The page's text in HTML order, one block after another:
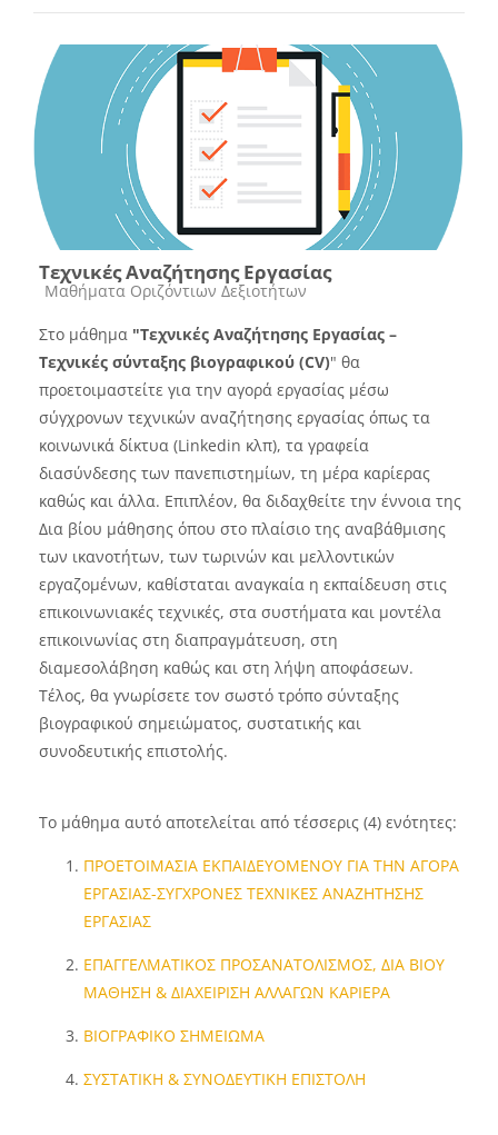
Τεχνικές Αναζήτησης Εργασίας
Course category
Μαθήματα Οριζόντιων Δεξιοτήτων
Στο μάθημα "Τεχνικές Αναζήτησης Εργασίας –
Τεχνικές σύνταξης βιογραφικού (CV)" θα
προετοιμαστείτε για την αγορά εργασίας μέσω
σύγχρονων τεχνικών αναζήτησης εργασίας όπως τα
κοινωνικά δίκτυα (Linkedin κλπ), τα γραφεία
διασύνδεσης των πανεπιστημίων, τη μέρα καρίερας
καθώς και άλλα. Επιπλέον, θα διδαχθείτε την έννοια της
Δια βίου μάθησης όπου στο πλαίσιο της αναβάθμισης
των ικανοτήτων, των τωρινών και μελλοντικών
εργαζομένων, καθίσταται αναγκαία η εκπαίδευση στις
επικοινωνιακές τεχνικές, στα συστήματα και μοντέλα
επικοινωνίας στη διαπραγμάτευση, στη
διαμεσολάβηση καθώς και στη λήψη αποφάσεων.
Τέλος, θα γνωρίσετε τον σωστό τρόπο σύνταξης
βιογραφικού σημειώματος, συστατικής και
συνοδευτικής επιστολής.
Το μάθημα αυτό αποτελείται από τέσσερις (4) ενότητες:
ΠΡΟΕΤΟΙΜΑΣΙΑ ΕΚΠΑΙΔΕΥΟΜΕΝΟΥ ΓΙΑ ΤΗΝ ΑΓΟΡΑ
ΕΡΓΑΣΙΑΣ-ΣΥΓΧΡΟΝΕΣ ΤΕΧΝΙΚΕΣ ΑΝΑΖΗΤΗΣΗΣ
ΕΡΓΑΣΙΑΣ
ΕΠΑΓΓΕΛΜΑΤΙΚΟΣ ΠΡΟΣΑΝΑΤΟΛΙΣΜΟΣ, ΔΙΑ ΒΙΟΥ
ΜΑΘΗΣΗ & ΔΙΑΧΕΙΡΙΣΗ ΑΛΛΑΓΩΝ ΚΑΡΙΕΡΑ
ΒΙΟΓΡΑΦΙΚΟ ΣΗΜΕΙΩΜΑ
ΣΥΣΤΑΤΙΚΗ & ΣΥΝΟΔΕΥΤΙΚΗ ΕΠΙΣΤΟΛΗ